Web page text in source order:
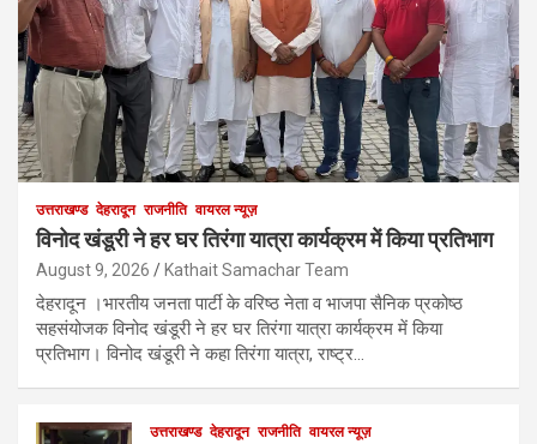
उत्तराखण्ड देहरादून राजनीति वायरल न्यूज़
विनोद खंडूरी ने हर घर तिरंगा यात्रा कार्यक्रम में किया प्रतिभाग
August 9, 2026 Kathait Samachar Team
देहरादून ।भारतीय जनता पार्टी के वरिष्ठ नेता व भाजपा सैनिक प्रकोष्ठ
सहसंयोजक विनोद खंडूरी ने हर घर तिरंगा यात्रा कार्यक्रम में किया
प्रतिभाग। विनोद खंडूरी ने कहा तिरंगा यात्रा, राष्ट्र…
उत्तराखण्ड देहरादून राजनीति वायरल न्यूज़